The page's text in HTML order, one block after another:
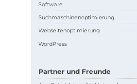
Software
Suchmaschinenoptimierung
Webseitenoptimierung
WordPress
Partner und Freunde